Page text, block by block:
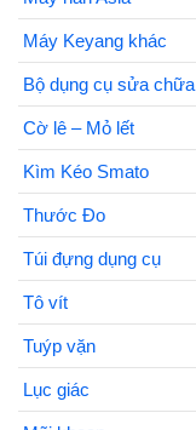
Máy Keyang khác
Bộ dụng cụ sửa chữa
Cờ lê – Mỏ lết
Kìm Kéo Smato
Thước Đo
Túi đựng dụng cụ
Tô vít
Tuýp vặn
Lục giác